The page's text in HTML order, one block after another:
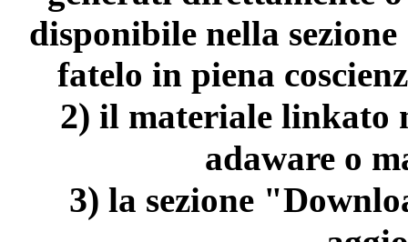
disponibile nella
fatelo in piena
2) il materiale linkato
adaware o
3) la sezione